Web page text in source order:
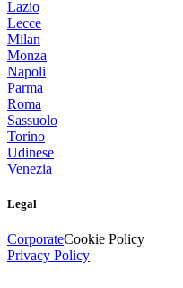
Lazio
Lecce
Milan
Monza
Napoli
Parma
Roma
Sassuolo
Torino
Udinese
Venezia
Legal
CorporateCookie Policy
Privacy Policy